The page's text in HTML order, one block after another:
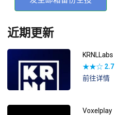
近期更新
KRNLLabs
★★☆ 2.7
前往详情
Voxelplay